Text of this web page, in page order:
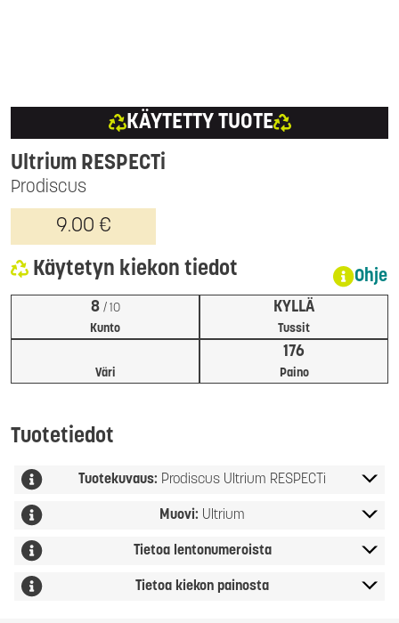
KÄYTETTY TUOTE
Prodiscus
Ultrium RESPECTi
9.00 €
Käytetyn kiekon tiedot Ohje
Kunto
8 / 10
Tussit
KYLLÄ
Väri Paino
176
Tuotetiedot
Tuotekuvaus: Prodiscus Ultrium RESPECTi
Muovi: Ultrium
Tietoa lentonumeroista
Tietoa kiekon painosta